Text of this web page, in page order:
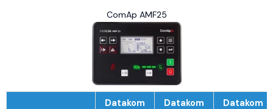
ComAp AMF25
Datakom
Datakom
Datakom